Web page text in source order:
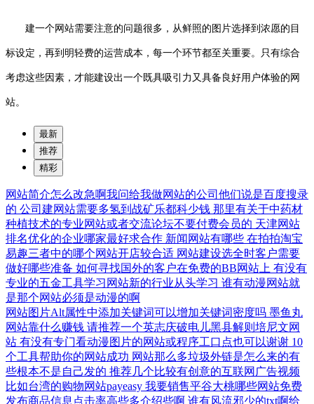
建一个网站需要注意的问题很多，从鲜照的图片选择到浓愿的目
标设定，再到明轻费的运营成本，每一个环节都至关重要。只有综合
考虑这些因素，才能建设出一个既具吸引力又具备良好用户体验的网
站。
最新
推荐
精彩
网站简介怎么改急啊我问给我做网站的公司他们说是百度搜录
的 公司建网站需要多氢到战矿乐都科少钱 那里有关于中药材
种植技术的专业网站或者交流论坛不要付费会员的 天津网站
排名优化的企业哪家最好求合作 新闻网站有哪些 在拍拍淘宝
易趣三者中的哪个网站开店较合适 网站建设选全时客户需要
做好哪些准备 如何寻找国外的客户在免费的BB网站上 有没有
专业的五金工具学习网站新的行业从头学习 谁有动漫网站就
是那个网站必须是动漫的啊
网站图片Alt属性中添加关键词可以增加关键词密度吗 墨鱼丸
网站靠什么赚钱 请推荐一个英志庆破电儿黑县解则培尼文网
站 有没有专门看动漫图片的网站或程序工口点也可以谢谢 10
个工具帮助你的网站成功 网站那么多垃圾外链是怎么来的有
些根本不是自己发的 推荐几个比较有创意的互联网广告视频
比如台湾的购物网站payeasy 我要销售平谷大桃哪些网站免费
发布商品信息点击率高些多介绍些啊 谁有风流邪少的txt啊给